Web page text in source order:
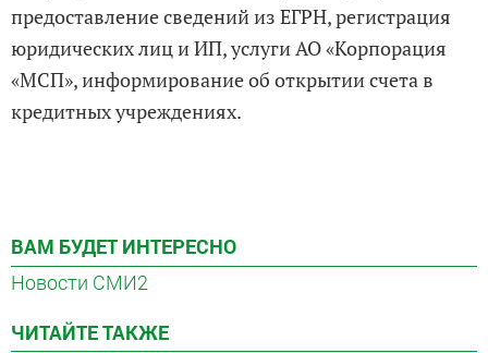
предоставление сведений из ЕГРН, регистрация
юридических лиц и ИП, услуги АО «Корпорация
«МСП», информирование об открытии счета в
кредитных учреждениях.
ВАМ БУДЕТ ИНТЕРЕСНО
Новости СМИ2
ЧИТАЙТЕ ТАКЖЕ